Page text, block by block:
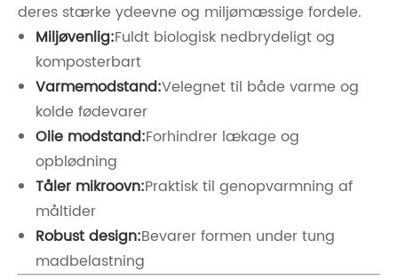
deres stærke ydeevne og miljømæssige fordele.
Miljøvenlig:Fuldt biologisk nedbrydeligt og
komposterbart
Varmemodstand:Velegnet til både varme og
kolde fødevarer
Olie modstand:Forhindrer lækage og
opblødning
Tåler mikroovn:Praktisk til genopvarmning af
måltider
Robust design:Bevarer formen under tung
madbelastning